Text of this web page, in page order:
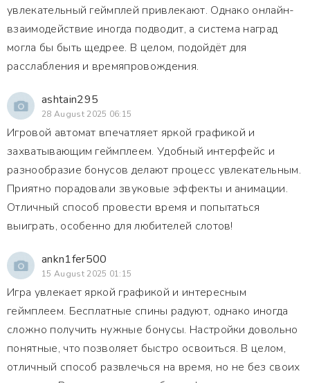
увлекательный геймплей привлекают. Однако онлайн-
взаимодействие иногда подводит, а система наград
могла бы быть щедрее. В целом, подойдёт для
расслабления и времяпровождения.
ashtain295
28 August 2025 06:15
Игровой автомат впечатляет яркой графикой и
захватывающим геймплеем. Удобный интерфейс и
разнообразие бонусов делают процесс увлекательным.
Приятно порадовали звуковые эффекты и анимации.
Отличный способ провести время и попытаться
выиграть, особенно для любителей слотов!
ankn1fer500
15 August 2025 01:15
Игра увлекает яркой графикой и интересным
геймплеем. Бесплатные спины радуют, однако иногда
сложно получить нужные бонусы. Настройки довольно
понятные, что позволяет быстро освоиться. В целом,
отличный способ развлечься на время, но не без своих